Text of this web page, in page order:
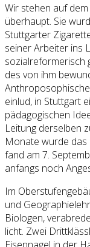
Wir stehen auf
überhaupt. Sie
Stuttgarter
seiner Arbeiter ins
sozialreformerisch
des von ihm
einlud, in Stuttgart
pädagogischen
Leitung derselben
Monate wurde das
fand am 7.
anfangs noch
Im
und
Biologen,
licht. Zwei